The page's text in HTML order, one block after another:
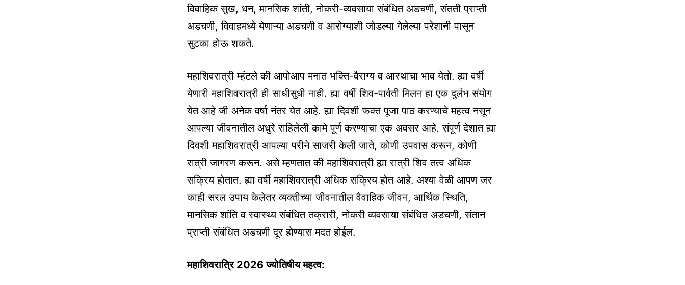
विवाहिक सुख, धन, मानसिक शांती, नोकरी-व्यवसाया संबंधित अडचणी, संतती प्राप्ती
अडचणी, विवाहमध्ये येणाऱ्या अडचणी व आरोग्याशी जोडल्या गेलेल्या परेशानी पासून
सुटका होऊ शकते.
महाशिवरात्री म्हंटले की आपोआप मनात भक्ति-वैराग्य व आस्थाचा भाव येतो. ह्या वर्षी
येणारी महाशिवरात्री ही साधीसुधी नाही. ह्या वर्षी शिव-पार्वती मिलन हा एक दुर्लभ संयोग
येत आहे जी अनेक वर्षा नंतर येत आहे. ह्या दिवशी फक्त पूजा पाठ करण्याचे महत्व नसून
आपल्या जीवनातील अधुरे राहिलेली कामे पूर्ण करण्याचा एक अवसर आहे. संपूर्ण देशात ह्या
दिवशी महाशिवरात्री आपल्या परीने साजरी केली जाते, कोणी उपवास करून, कोणी
रात्री जागरण करून. असे म्हणतात की महाशिवरात्री ह्या रात्री शिव तत्व अधिक
सक्रिय होतात. ह्या वर्षी महाशिवरात्री अधिक सक्रिय होत आहे. अश्या वेळी आपण जर
काही सरल उपाय केलेतर व्यक्तीच्या जीवनातील वैवाहिक जीवन, आर्थिक स्थिति,
मानसिक शांति व स्वास्थ्य संबंधित तक्रारी, नोकरी व्यवसाया संबंधित अडचणी, संतान
प्राप्ती संबंधित अडचणी दूर होण्यास मदत होईल.
महाशिवरात्रि 2026 ज्योतिषीय महत्व: